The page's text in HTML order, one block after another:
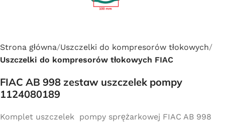
Strona główna Uszczelki do kompresorów tłokowych
Uszczelki do kompresorów tłokowych FIAC
FIAC AB 998 zestaw uszczelek pompy
1124080189
Komplet uszczelek pompy sprężarkowej FIAC AB 998